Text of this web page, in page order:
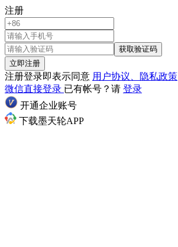
注册
获取验证码
立即注册
注册登录即表示同意 用户协议、隐私政策
微信直接登录 已有帐号？请 登录
开通企业账号
下载墨天轮APP